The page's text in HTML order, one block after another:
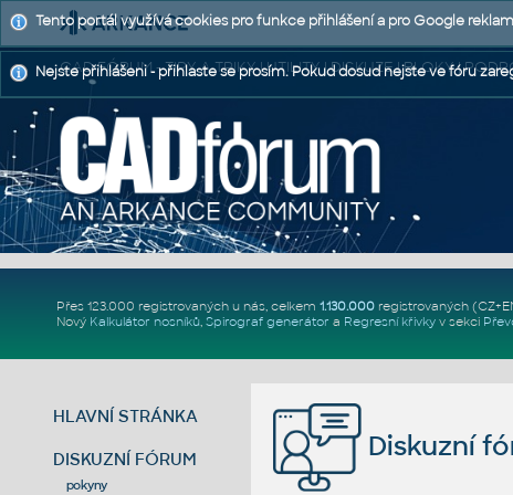
CAD FÓRUM - TIPY A TRIKY | UTILITY | DISKUZE | BLOKY |
Přes 123.000 registrovaných u nás, celkem 1.130.000registrovaných
Nový Kalkulátor nosníků, Spirograf generátor a Regresní křivkyv sekci
HLAVNÍ STRÁNKA
DISKUZNÍ FÓRUM
pokyny
Diskuzní
Tento portál využívá cookies pro funkce přihlášení a pro Google
Nejste přihlášeni - přihlaste se prosím. Pokud dosud nejste ve fóru